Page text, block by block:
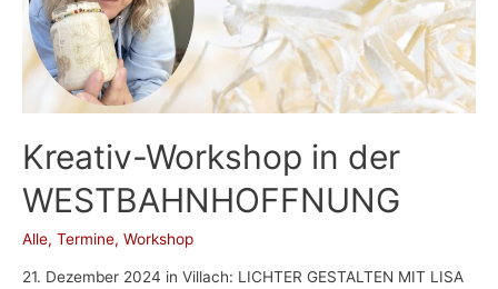
Kreativ-Workshop in der
WESTBAHNHOFFNUNG
Alle, Termine, Workshop
21. Dezember 2024 in Villach: LICHTER GESTALTEN MIT LISA